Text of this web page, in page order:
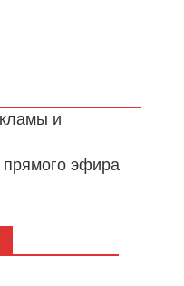
и
эфира